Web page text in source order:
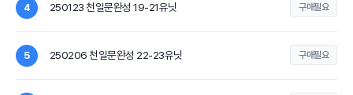
4 250123 천일문완성 19-21유닛 구매필요
5 250206 천일문완성 22-23유닛 구매필요